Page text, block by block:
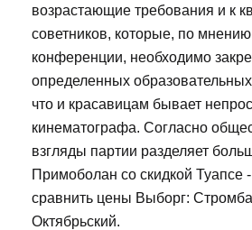
возрастающие требования и к
советников, которые, по мнению
конференции, необходимо
определенных
что и красавицам бывает
кинематографа. Согласно
взгляды партии разделяет
Примоболан со скидкой Туапсе
сравнить цены Выборг:
Октябрьский.